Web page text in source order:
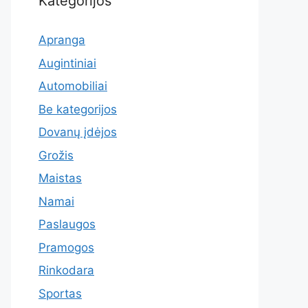
Apranga
Augintiniai
Automobiliai
Be kategorijos
Dovanų įdėjos
Grožis
Maistas
Namai
Paslaugos
Pramogos
Rinkodara
Sportas